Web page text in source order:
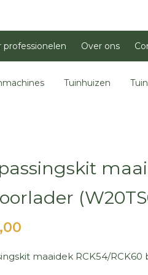
professionelen Over ons
Tuinhuizen
maaidek RCK54/RCK60